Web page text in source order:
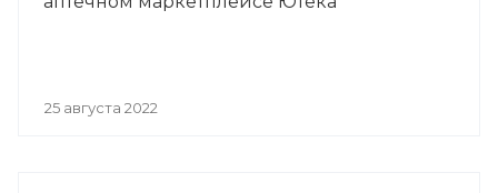
25 августа 2022